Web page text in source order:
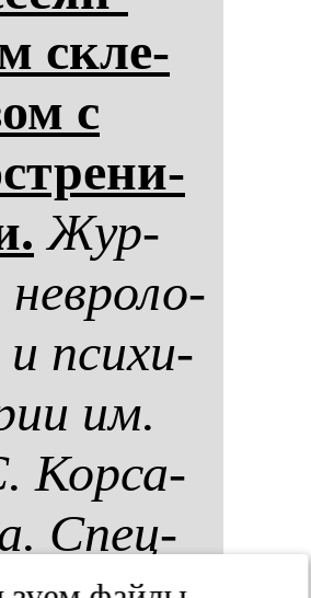
скле­
с
Жур­
нев­ро­ло­
и пси­хи­
им.
Кор­са­
Спец­